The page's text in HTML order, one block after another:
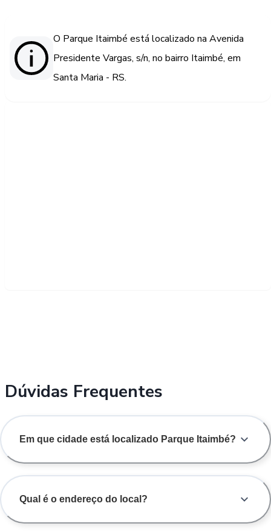
O Parque Itaimbé está localizado na Avenida
Presidente Vargas, s/n, no bairro Itaimbé, em
Santa Maria - RS.
Dúvidas Frequentes
Em que cidade está localizado Parque Itaimbé?
Qual é o endereço do local?